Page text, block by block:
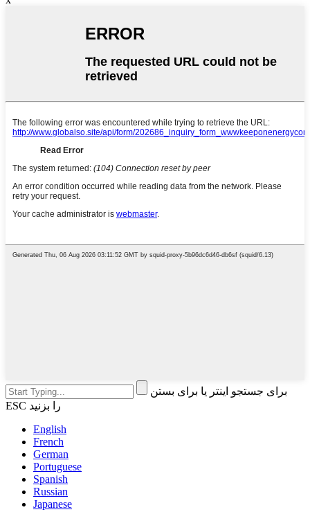
برای جستجو اینتر یا برای بستن
ESC را بزنید
English
French
German
Portuguese
Spanish
Russian
Japanese